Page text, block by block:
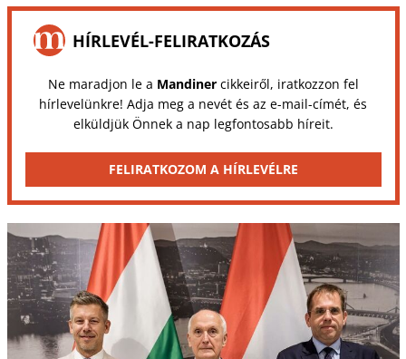
HÍRLEVÉL-FELIRATKOZÁS
Ne maradjon le a Mandinercikkeiről, iratkozzon fel
hírlevelünkre! Adja meg a nevét és az e-mail-címét, és
elküldjük Önnek a nap legfontosabb híreit.
FELIRATKOZOM A HÍRLEVÉLRE